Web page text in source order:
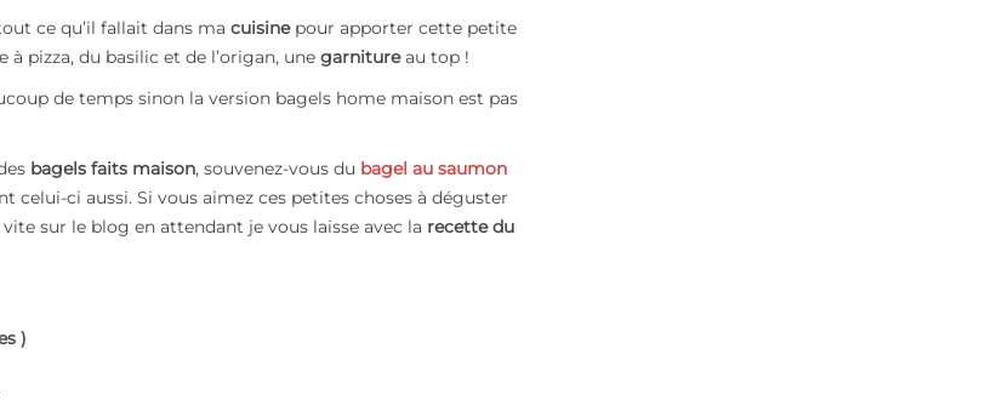
ce qu’il fallait dans ma cuisinepour apporter cette petite
pizza, du basilic et de l’origan, une garnitureau top !
de temps sinon la version bagels home maison est pas
bagels faits maison, souvenez-vous du bagel au saumon
ci aussi. Si vous aimez ces petites choses à déguster
sur le blog en attendant je vous laisse avec la recette du
)